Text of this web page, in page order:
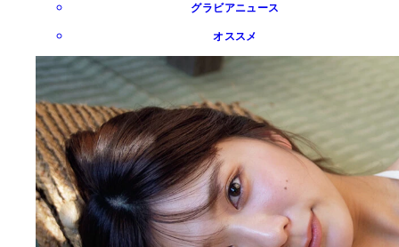
グラビアニュース
オススメ